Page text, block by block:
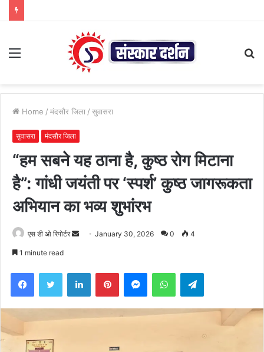
Menu
Home / मंदसौर जिला / सुवासरा
सुवासरा मंदसौर जिला
“हम सबने यह ठाना है, कुष्ठ रोग मिटाना
है”: गांधी जयंती पर ‘स्पर्श’ कुष्ठ जागरूकता
अभियान का भव्य शुभांरभ
एस डी ओ रिपोर्टर
Send January 30, 2026 0 4
1 minute read
FacebookTwitter LinkedInPinterestMessengerWhatsAppTelegram